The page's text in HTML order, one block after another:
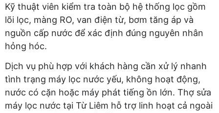
Kỹ thuật viên kiểm tra toàn bộ hệ thống lọc gồm
lõi lọc, màng RO, van điện từ, bơm tăng áp và
nguồn cấp nước để xác định đúng nguyên nhân
hỏng hóc.
Dịch vụ phù hợp với khách hàng cần xử lý nhanh
tình trạng máy lọc nước yếu, không hoạt động,
nước có cặn hoặc máy phát tiếng ồn lớn. Thợ sửa
máy lọc nước tại Từ Liêm hỗ trợ linh hoạt cả ngoài